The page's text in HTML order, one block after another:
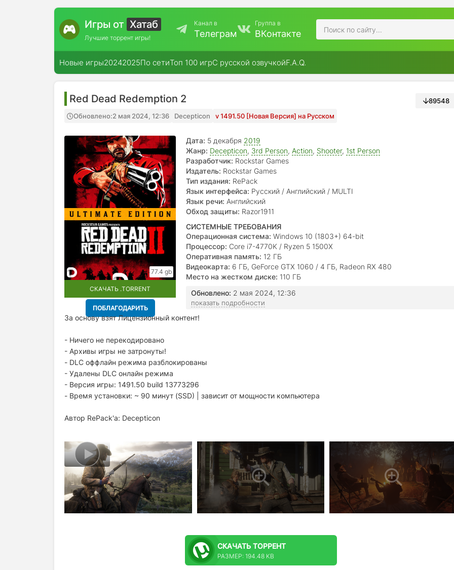
Игры от Хатаб
Лучшие торрент игры!
Канал в
Телеграм
Группа в
ВКонтакте
Новые игры20242025По сетиТоп 100 игрС русской озвучкойF.A.Q.
Red Dead Redemption 2
Обновлено:2 мая 2024, 12:36 Decepticon v 1491.50 [Новая Версия] на Русском
89548
77.4 gb
СКАЧАТЬ .TORRENT
ПОБЛАГОДАРИТЬ
Дата: 5 декабря 2019
Жанр: Decepticon, 3rd Person, Action, Shooter, 1st Person
Разработчик: Rockstar Games
Издатель: Rockstar Games
Тип издания: RePack
Язык интерфейса: Русский / Английский / MULTI
Язык речи: Английский
Обход защиты: Razor1911
СИСТЕМНЫЕ ТРЕБОВАНИЯ
Операционная система: Windows 10 (1803+) 64-bit
Процессор: Core i7-4770K / Ryzen 5 1500X
Оперативная память: 12 ГБ
Видеокарта: 6 ГБ, GeForce GTX 1060 / 4 ГБ, Radeon RX 480
Место на жестком диске: 110 ГБ
Обновлено: 2 мая 2024, 12:36
показать подробности
За основу взят Лицензионный контент!
- Ничего не перекодировано
- Архивы игры не затронуты!
- DLC оффлайн режима разблокированы
- Удалены DLC онлайн режима
- Версия игры: 1491.50 build 13773296
- Время установки: ~ 90 минут (SSD) | зависит от мощности компьютера
Автор RePack'a: Decepticon
СКАЧАТЬ ТОРРЕНТ
РАЗМЕР: 194.48 KB